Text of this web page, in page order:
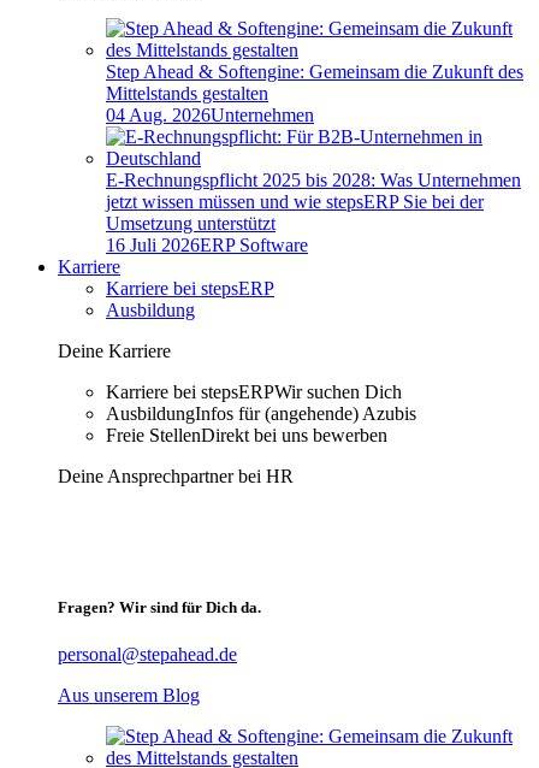
Step Ahead & Softengine: Gemeinsam die Zukunft des
Mittelstands gestalten
04 Aug. 2026Unternehmen
E-Rechnungspflicht 2025 bis 2028: Was Unternehmen
jetzt wissen müssen und wie stepsERP Sie bei der
Umsetzung unterstützt
16 Juli 2026ERP Software
Karriere
Karriere bei stepsERP
Ausbildung
Deine Karriere
Karriere bei stepsERPWir suchen Dich
AusbildungInfos für (angehende) Azubis
Freie StellenDirekt bei uns bewerben
Deine Ansprechpartner bei HR
Fragen? Wir sind für Dich da.
personal@stepahead.de
Aus unserem Blog